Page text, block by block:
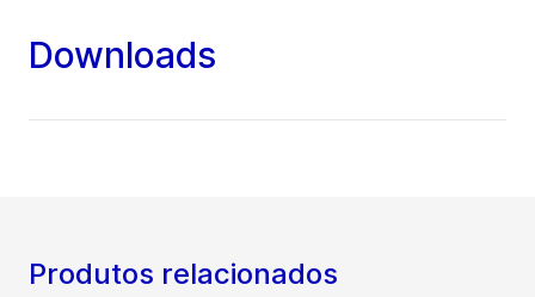
Downloads
Produtos relacionados